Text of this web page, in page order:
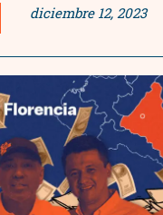
diciembre 12, 2023